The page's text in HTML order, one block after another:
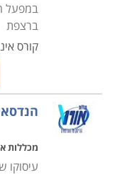
במפעל
ברצפת
קורס
מכללות
עיסוקו